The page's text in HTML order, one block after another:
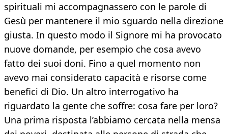
spirituali mi accompagnassero con le parole di
Gesù per mantenere il mio sguardo nella direzione
giusta. In questo modo il Signore mi ha provocato
nuove domande, per esempio che cosa avevo
fatto dei suoi doni. Fino a quel momento non
avevo mai considerato capacità e risorse come
benefici di Dio. Un altro interrogativo ha
riguardato la gente che soffre: cosa fare per loro?
Una prima risposta l’abbiamo cercata nella mensa